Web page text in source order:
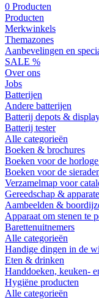
0 Producten
Producten
Merkwinkels
Themazones
Aanbevelingen en
SALE %
Over ons
Jobs
Batterijen
Andere batterijen
Batterij depots &
Batterij tester
Alle categorieën
Boeken & brochures
Boeken voor de
Boeken voor de
Verzamelmap voor
Gereedschap &
Aambeelden &
Apparaat om stenen te
Barettenuitnemers
Alle categorieën
Handige dingen in de
Eten & drinken
Handdoeken, keuken-
Hygiëne producten
Alle categorieën